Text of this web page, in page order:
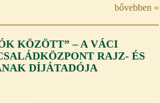
bővebben »
KÖZÖTT” – A VÁCI
RAJZ- ÉS
DÍJÁTADÓJA